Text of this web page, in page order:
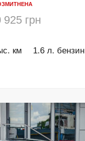
925 грн
км 1.6 л. бензин